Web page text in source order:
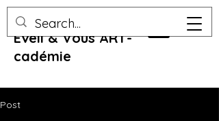
Eveil & Vous ART-
cadémie
Post